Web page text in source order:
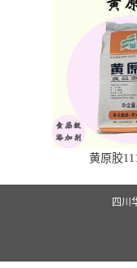
黄原胶
四川